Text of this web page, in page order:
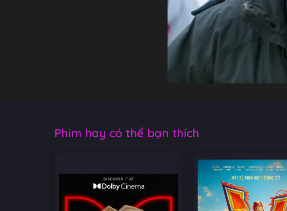
Phim hay có thể bạn thích